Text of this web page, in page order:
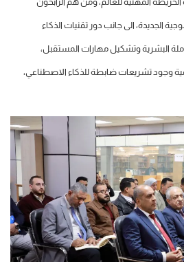
الجديدة، الى جانب دور تقنيات الذكاء
البشرية وتشكيل مهارات المستقبل،
وجود تشريعات ضابطة للذكاء الاصطناعي،